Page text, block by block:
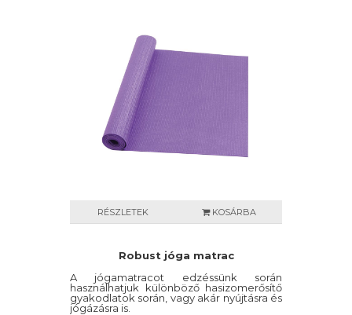
RÉSZLETEK KOSÁRBA
Robust jóga matrac
A jógamatracot edzéssünk során
használhatjuk különböző hasizomerősítő
gyakodlatok során, vagy akár nyújtásra és
jógázásra is.